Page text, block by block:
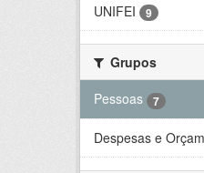
UNIFEI
9
Grupos
Pessoas
7
Despesas e